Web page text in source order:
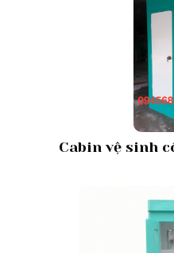
Cabin vệ sinh